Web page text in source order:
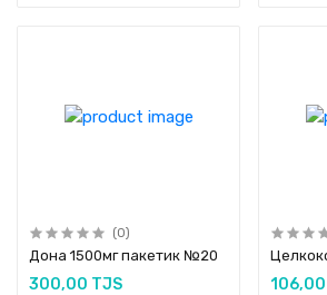
(0)
Дона 1500мг пакетик №20
300,00 TJS